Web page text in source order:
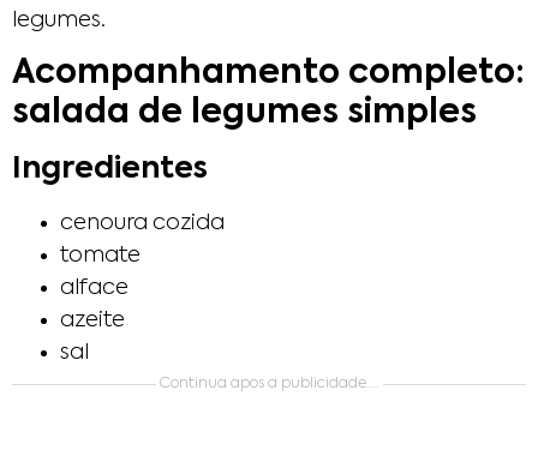
legumes.
Acompanhamento completo:
salada de legumes simples
Ingredientes
cenoura cozida
tomate
alface
azeite
sal
Continua apos a publicidade….